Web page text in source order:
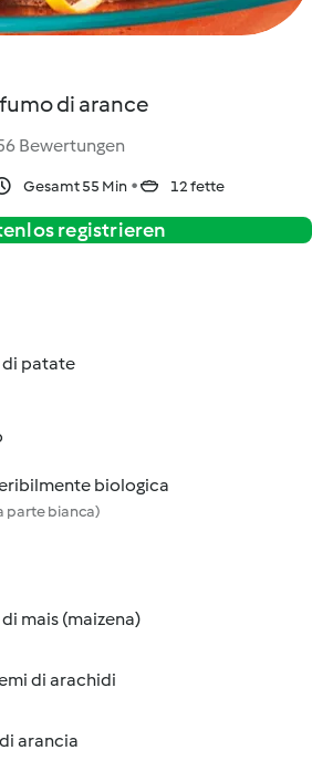
di arance
Bewertungen
Gesamt 55 Min 12 fette
registrieren
di patate
biologica
parte bianca)
mais (maizena)
di arachidi
arancia